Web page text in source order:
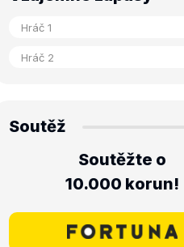
Soutěž
Soutěžte o
10.000 korun!